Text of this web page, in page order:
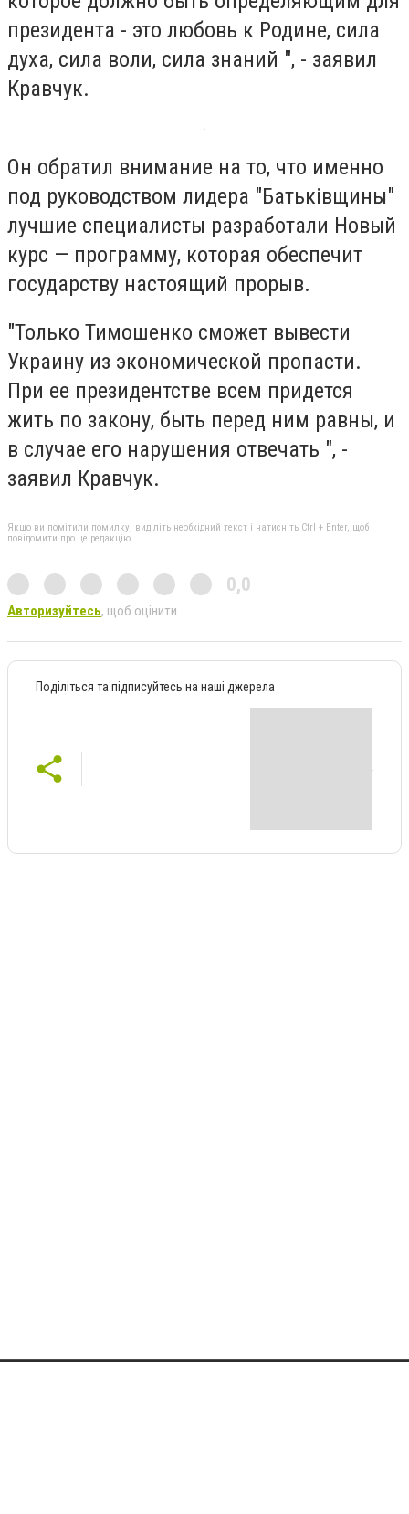
президента - это любовь к Родине, сила
духа, сила воли, сила знаний ", - заявил
Кравчук.
Он обратил внимание на то, что именно
под руководством лидера "Батьківщины"
лучшие специалисты разработали Новый
курс — программу, которая обеспечит
государству настоящий прорыв.
"Только Тимошенко сможет вывести
Украину из экономической пропасти.
При ее президентстве всем придется
жить по закону, быть перед ним равны, и
в случае его нарушения отвечать ", -
заявил Кравчук.
Якщо ви помітили помилку, виділіть необхідний текст і натисніть Ctrl + Enter, щоб
повідомити про це редакцію
0,0
Авторизуйтесь, щоб оцінити
Поділіться та підписуйтесь на наші джерела